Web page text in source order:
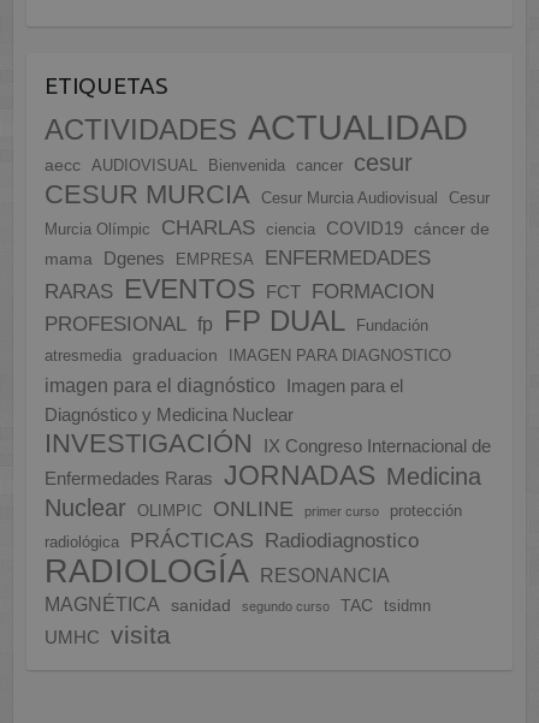
ETIQUETAS
ACTIVIDADES ACTUALIDAD
aecc AUDIOVISUAL Bienvenida cancer cesur
CESUR MURCIA Cesur Murcia Audiovisual
Cesur
Murcia Olímpic
CHARLAS ciencia COVID19
cáncer de
mama
Dgenes EMPRESA
ENFERMEDADES
RARAS EVENTOS FCT
FORMACION
PROFESIONAL
fp FP DUAL
Fundación
atresmedia
graduacion IMAGEN PARA DIAGNOSTICO
imagen para el diagnóstico
Imagen para el
Diagnóstico y Medicina Nuclear
INVESTIGACIÓN
IX Congreso Internacional de
Enfermedades Raras
JORNADAS Medicina
Nuclear
OLIMPIC ONLINE primer curso
protección
radiológica
PRÁCTICAS Radiodiagnostico
RADIOLOGÍA
RESONANCIA
MAGNÉTICA
sanidad segundo curso TAC tsidmn
UMHC visita